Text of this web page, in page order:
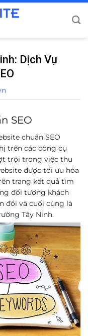
Dịch Vụ
SEO
chuẩn SEO
trên các công cụ
trội trong việc thu
được tối ưu hóa
trang kết quả tìm
đối tượng khách
đổi và cuối cùng là
Tây Ninh.